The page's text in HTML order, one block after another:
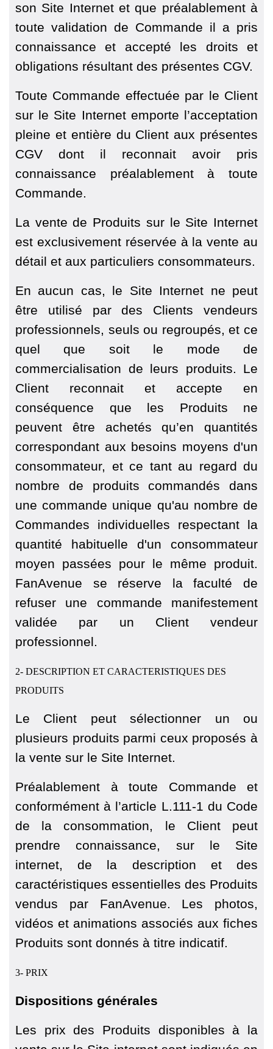
son Site Internet et que préalablement à
toute validation de Commande il a pris
connaissance et accepté les droits et
obligations résultant des présentes CGV.
Toute Commande effectuée par le Client
sur le Site Internet emporte l’acceptation
pleine et entière du Client aux présentes
CGV dont il reconnait avoir pris
connaissance préalablement à toute
Commande.
La vente de Produits sur le Site Internet
est exclusivement réservée à la vente au
détail et aux particuliers consommateurs.
En aucun cas, le Site Internet ne peut
être utilisé par des Clients vendeurs
professionnels, seuls ou regroupés, et ce
quel que soit le mode de
commercialisation de leurs produits. Le
Client reconnait et accepte en
conséquence que les Produits ne
peuvent être achetés qu’en quantités
correspondant aux besoins moyens d'un
consommateur, et ce tant au regard du
nombre de produits commandés dans
une commande unique qu'au nombre de
Commandes individuelles respectant la
quantité habituelle d'un consommateur
moyen passées pour le même produit.
FanAvenue se réserve la faculté de
refuser une commande manifestement
validée par un Client vendeur
professionnel.
2- DESCRIPTION ET CARACTERISTIQUES DES
PRODUITS
Le Client peut sélectionner un ou
plusieurs produits parmi ceux proposés à
la vente sur le Site Internet.
Préalablement à toute Commande et
conformément à l’article L.111-1 du Code
de la consommation, le Client peut
prendre connaissance, sur le Site
internet, de la description et des
caractéristiques essentielles des Produits
vendus par FanAvenue. Les photos,
vidéos et animations associés aux fiches
Produits sont donnés à titre indicatif.
3- PRIX
Dispositions générales
Les prix des Produits disponibles à la